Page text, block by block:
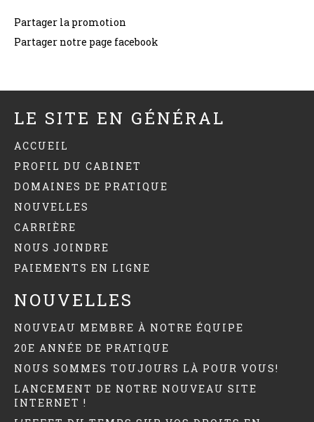
Partager la promotion
Partager notre page facebook
LE SITE EN GÉNÉRAL
ACCUEIL
PROFIL DU CABINET
DOMAINES DE PRATIQUE
NOUVELLES
CARRIÈRE
NOUS JOINDRE
PAIEMENTS EN LIGNE
NOUVELLES
NOUVEAU MEMBRE À NOTRE ÉQUIPE
20E ANNÉE DE PRATIQUE
NOUS SOMMES TOUJOURS LÀ POUR VOUS!
LANCEMENT DE NOTRE NOUVEAU SITE
INTERNET !